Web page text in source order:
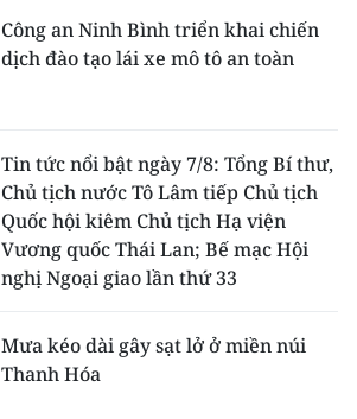
Công an Ninh Bình triển khai chiến
dịch đào tạo lái xe mô tô an toàn
Tin tức nổi bật ngày 7/8: Tổng Bí thư,
Chủ tịch nước Tô Lâm tiếp Chủ tịch
Quốc hội kiêm Chủ tịch Hạ viện
Vương quốc Thái Lan; Bế mạc Hội
nghị Ngoại giao lần thứ 33
Mưa kéo dài gây sạt lở ở miền núi
Thanh Hóa